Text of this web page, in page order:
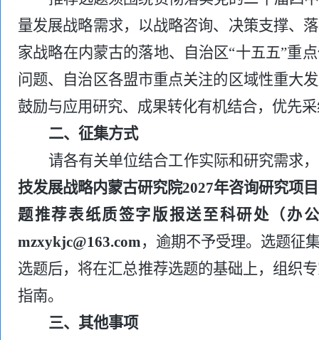
量发展战略需求，以战略咨询、决策支撑、
家战略在内蒙古的落地、自治区“十五五”重
问题、自治区各盟市重点关注的区域性重大
鼓励与应用研究、成果转化有机结合，优先
二、征集方式
请各有关单位结合工作实际和研究需求
技发展战略内蒙古研究院2027年咨询研究项
题推荐表纸质签字版报送至科研处（办
mzxykjc@163.com，逾期不予受理。选题征
选题后，将在汇总推荐选题的基础上，组织
指南。
三、其他事项